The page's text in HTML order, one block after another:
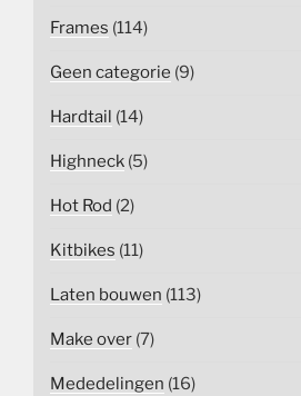
Frames (114)
Geen categorie (9)
Hardtail (14)
Highneck (5)
Hot Rod (2)
Kitbikes (11)
Laten bouwen (113)
Make over (7)
Mededelingen (16)